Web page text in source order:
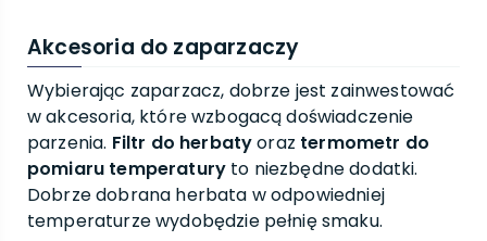
Akcesoria do zaparzaczy
Wybierając zaparzacz, dobrze jest zainwestować
w akcesoria, które wzbogacą doświadczenie
parzenia. Filtr do herbatyoraz termometr do
pomiaru temperatury to niezbędne dodatki.
Dobrze dobrana herbata w odpowiedniej
temperaturze wydobędzie pełnię smaku.